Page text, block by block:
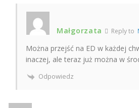
Małgorzata Reply to
Można przejść na ED w każdej
inaczej, ale teraz już można w
Odpowiedz